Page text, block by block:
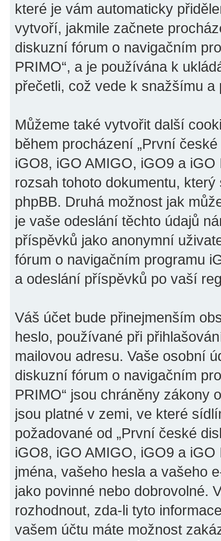
které je vám automaticky
vytvoří, jakmile začnete
diskuzní fórum o navigačním
PRIMO“, a je používána k
přečetli, což vede k snažšímu
Můžeme také vytvořit další
během procházení „První
iGO8, iGO AMIGO, iGO9 a
rozsah tohoto dokumentu,
phpBB. Druhá možnost jak
je vaše odeslání těchto údajů
příspěvků jako anonymní
fórum o navigačním programu
a odeslání příspěvků po vaší
Váš účet bude přinejmenším
heslo, používané při
mailovou adresu. Vaše osobní
diskuzní fórum o navigačním
PRIMO“ jsou chráněny zákony
jsou platné v zemi, ve které
požadované od „První české
iGO8, iGO AMIGO, iGO9 a
jména, vašeho hesla a vašeho
jako povinné nebo dobrovolné.
rozhodnout, zda-li tyto
vašem účtu máte možnost